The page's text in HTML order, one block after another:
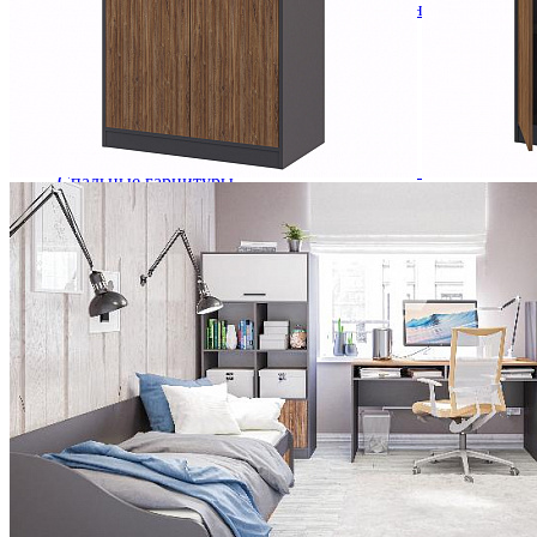
Кровати полутороспальные с подъемным
Зеркала
Комоды
Кровати двуспальные
Кровати металлические
Кровати односпальные
Кровати полутороспальные
Решетки и настилы под матрас
Спальные гарнитуры
Тахта
Туалетные столики
Тумбы прикроватные
Шкафы для одежды
Антресоли на шкаф
Полки и ящики в шкаф для одежды
Шкаф 1-дверный для одежды и белья
Шкафы 2-х дверные для одежды и белья
Шкафы 3-х дверные для одежды и белья
Шкафы 4-х дверные для одежды и белья
Шкафы 5-ти дверные для одежды и белья
Шкафы 6-ти дверные для одежды и белья
Шкафы купе для одежды и белья
Шкафы угловые для одежды и белья
Ящики и короба